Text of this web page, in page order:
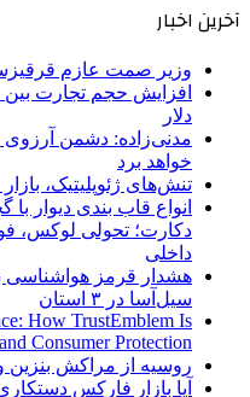
آخرین اخبار
وزیر صمت عازم
دلار
مدنی‌زاده: دشمن آرزوی
خواهد برد
تنش‌های ژئوپلیتیک،
انواع قاب بندی دیوار
دکارت؛ تحولی لوکس،
داخلی
سیل‌آسا در ۳ استان
How TrustEmblem Is
Consumer Protection
روسیه از مراکش بنزین
آیا بازار فارکس